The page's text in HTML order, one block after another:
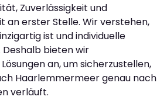
Zuverlässigkeit und
an erster Stelle. Wir verstehen,
ist und individuelle
bieten wir
an, um sicherzustellen,
Haarlemmermeer genau nach
verläuft.